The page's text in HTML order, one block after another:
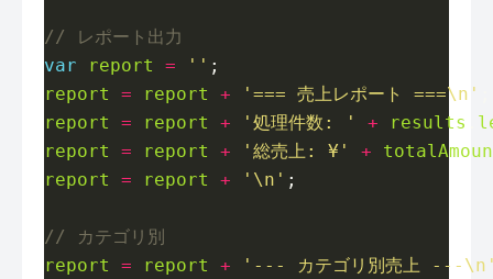
var
report = ''
report
= report + '=== 売上レポート ===\n'
report
= report + '処理件数: ' + results
report
= report + '総売上: ¥' +
report
= report + '\n'
report
= report +
'--- カテゴリ別売上 ---